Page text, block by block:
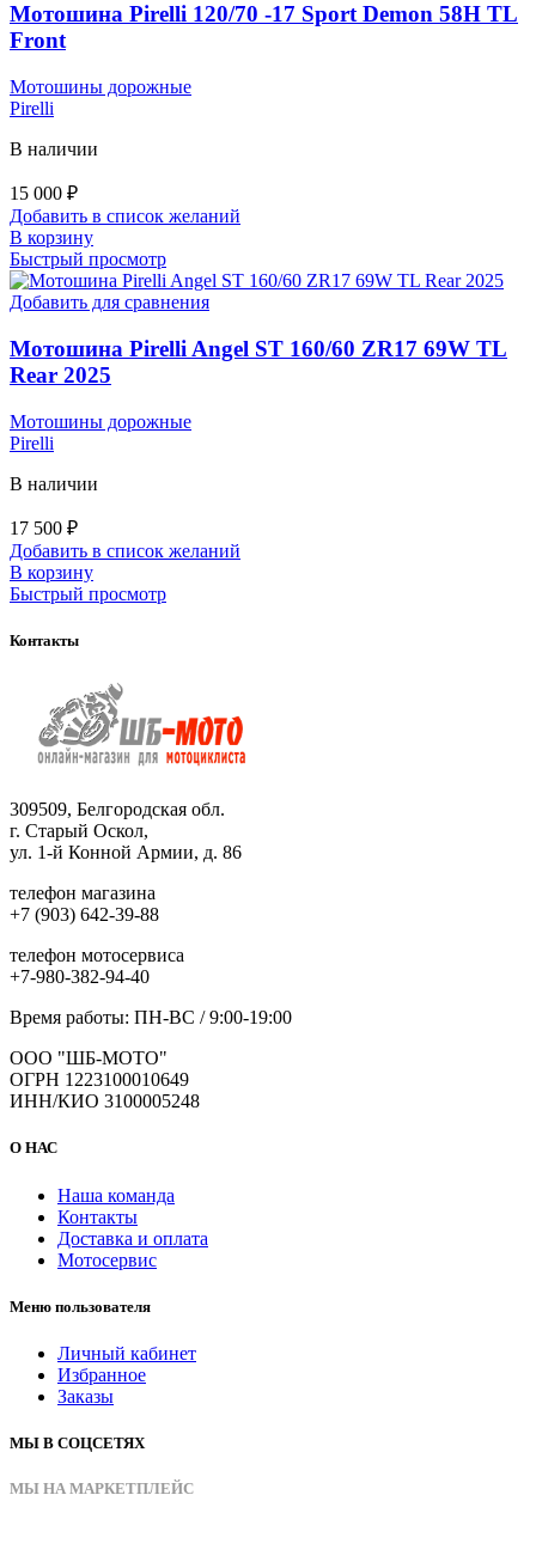
Мотошина Pirelli 120/70 -17 Sport Demon 58H TL
Front
Мотошины дорожные
Pirelli
В наличии
15 000 ₽
Добавить в список желаний
В корзину
Быстрый просмотр
Добавить для сравнения
Мотошина Pirelli Angel ST 160/60 ZR17 69W TL
Rear 2025
Мотошины дорожные
Pirelli
В наличии
17 500 ₽
Добавить в список желаний
В корзину
Быстрый просмотр
Контакты
309509, Белгородская обл.
г. Старый Оскол,
ул. 1-й Конной Армии, д. 86
телефон магазина
+7 (903) 642-39-88
телефон мотосервиса
+7-980-382-94-40
Время работы: ПН-ВС / 9:00-19:00
ООО "ШБ-МОТО"
ОГРН 1223100010649
ИНН/КИО 3100005248
О НАС
Наша команда
Контакты
Доставка и оплата
Мотосервис
Меню пользователя
Личный кабинет
Избранное
Заказы
МЫ В СОЦСЕТЯХ
МЫ НА МАРКЕТПЛЕЙС